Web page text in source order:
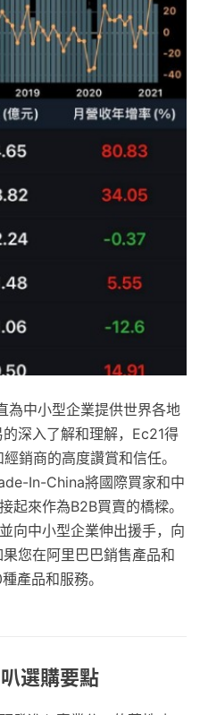
為中小型企業提供世界各地
深入了解和理解，Ec21得
銷商的高度讚賞和信任。
In-China將國際買家和中
起來作為B2B買賣的橋樑。
向中小型企業伸出援手，向
您在阿里巴巴銷售產品和
產品和服務。
選購要點